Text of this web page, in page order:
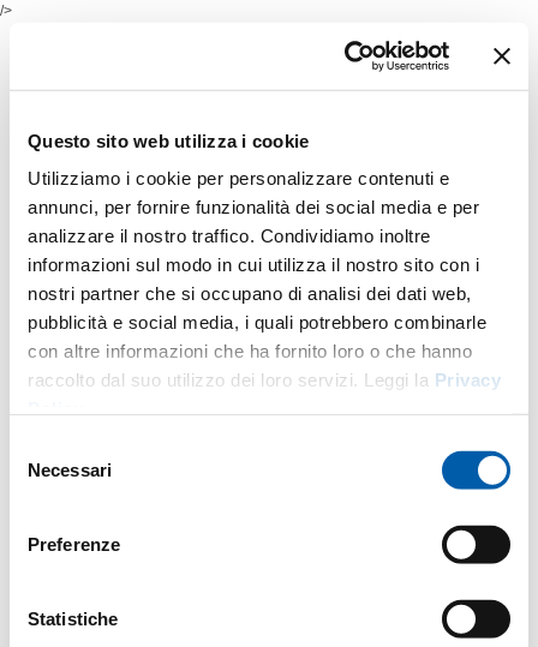
Questo sito web utilizza i cookie
Utilizziamo i cookie per personalizzare contenuti e
annunci, per fornire funzionalità dei social media e per
analizzare il nostro traffico. Condividiamo inoltre
informazioni sul modo in cui utilizza il nostro sito con i
nostri partner che si occupano di analisi dei dati web,
pubblicità e social media, i quali potrebbero combinarle
con altre informazioni che ha fornito loro o che hanno
raccolto dal suo utilizzo dei loro servizi. Leggi la Privacy
delNecessari
Preferenze
Statistiche
/>